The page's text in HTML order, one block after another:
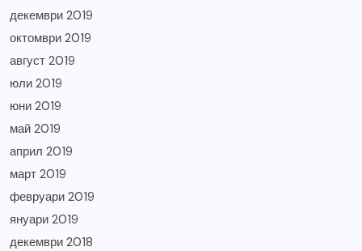
декември 2019
октомври 2019
август 2019
юли 2019
юни 2019
май 2019
април 2019
март 2019
февруари 2019
януари 2019
декември 2018